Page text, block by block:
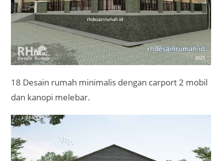
18 Desain rumah minimalis dengan carport 2 mobil
dan kanopi melebar.